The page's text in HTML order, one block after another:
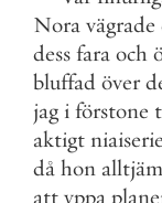
Nora vägrade
dess fara och
bluffad över
jag i förstone
aktigt
då hon
att yppa